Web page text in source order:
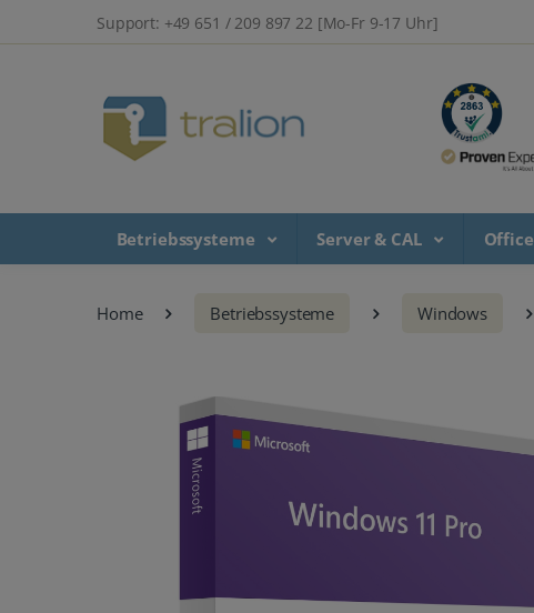
Support: +49 651 / 209 897 22 [Mo-Fr 9-17 Uhr]
Betriebssysteme Server & CAL Office
Home Betriebssysteme Windows